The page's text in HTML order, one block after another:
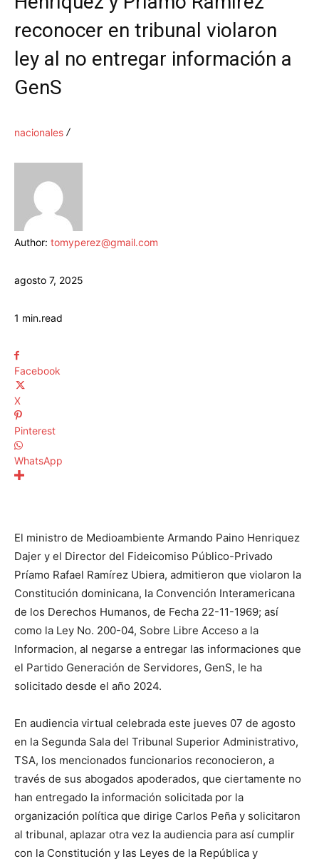
reconocer en tribunal violaron
ley al no entregar información a
GenS
nacionales
Author: tomyperez@gmail.com
agosto 7, 2025
1 min.read
Facebook
X
Pinterest
WhatsApp
El ministro de Medioambiente Armando Paino Henriquez
Dajer y el Director del Fideicomiso Público-Privado
Príamo Rafael Ramírez Ubiera, admitieron que violaron la
Constitución dominicana, la Convención Interamericana
de los Derechos Humanos, de Fecha 22-11-1969; así
como la Ley No. 200-04, Sobre Libre Acceso a la
Informacion, al negarse a entregar las informaciones que
el Partido Generación de Servidores, GenS, le ha
solicitado desde el año 2024.
En audiencia virtual celebrada este jueves 07 de agosto
en la Segunda Sala del Tribunal Superior Administrativo,
TSA, los mencionados funcionarios reconocieron, a
través de sus abogados apoderados, que ciertamente no
han entregado la información solicitada por la
organización política que dirige Carlos Peña y solicitaron
al tribunal, aplazar otra vez la audiencia para así cumplir
con la Constitución y las Leyes de la República y